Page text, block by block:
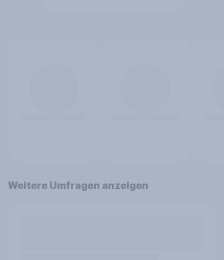
Weitere Umfragen anzeigen